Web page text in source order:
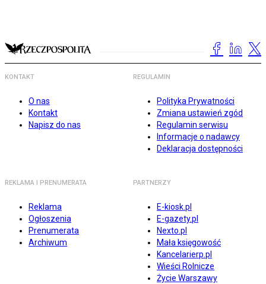
KONTAKT
O nas
Kontakt
Napisz do nas
REGULAMIN
Polityka Prywatności
Zmiana ustawień zgód
Regulamin serwisu
Informacje o nadawcy
Deklaracja dostępności
REKLAMA I PRENUMERATA
Reklama
Ogłoszenia
Prenumerata
Archiwum
PARTNERZY
E-kiosk.pl
E-gazety.pl
Nexto.pl
Mała księgowość
Kancelarierp.pl
Wieści Rolnicze
Życie Warszawy